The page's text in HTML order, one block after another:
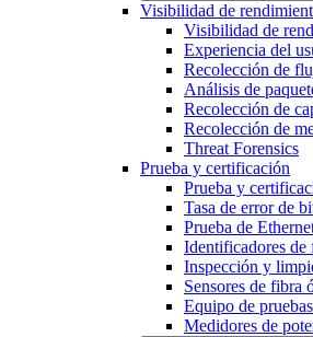
Visibilidad de
Visibilidad de
Experiencia del
Recolección de
Análisis de
Recolección de
Recolección de
Threat Forensics
Prueba y certificación
Prueba y
Tasa de error de
Prueba de
Identificadores de
Inspección y
Sensores de fibra
Equipo de
Medidores de